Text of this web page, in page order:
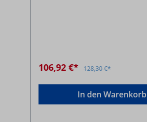
106,92 €* 128,30 €*
In den Warenkorb